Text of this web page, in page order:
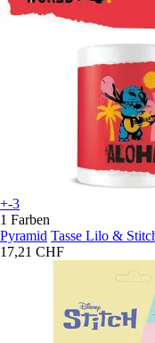
+-3
1 Farben
Pyramid Tasse Lilo &
17,21 CHF